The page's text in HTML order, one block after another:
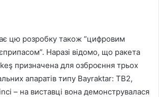
цю розробку також “цифровим
Наразі відомо, що ракета
призначена для озброєння трьох
апаратів типу Bayraktar: TB2,
– на виставці вона демонструвалася